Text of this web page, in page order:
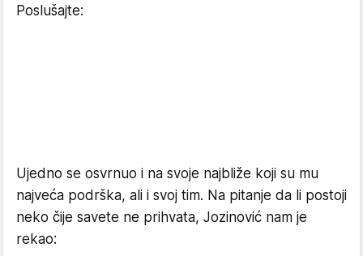
Poslušajte:
Ujedno se osvrnuo i na svoje najbliže koji su mu
najveća podrška, ali i svoj tim. Na pitanje da li postoji
neko čije savete ne prihvata, Jozinović nam je
rekao: